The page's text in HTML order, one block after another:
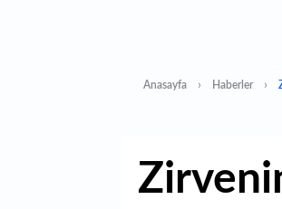
Anasayfa Haberler